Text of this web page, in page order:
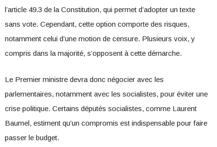
l’article 49.3 de la Constitution, qui permet d’adopter un texte
sans vote. Cependant, cette option comporte des risques,
notamment celui d’une motion de censure. Plusieurs voix, y
compris dans la majorité, s’opposent à cette démarche.
Le Premier ministre devra donc négocier avec les
parlementaires, notamment avec les socialistes, pour éviter une
crise politique. Certains députés socialistes, comme Laurent
Baumel, estiment qu’un compromis est indispensable pour faire
passer le budget.